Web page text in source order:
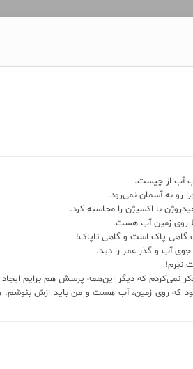
آب از چیست.
رو به آسمان نمی‌رود.
با اکسیژن را محاسبه کرد.
روی زمین آب هست.
گاهی پاک است و گاهی ناپاک!
آب و گذر عمر را دید.
نبرم!
نمی‌کردم که دیگر این‌همه پرسش هم برایم
که روی زمین، آب هست و من باید ازش